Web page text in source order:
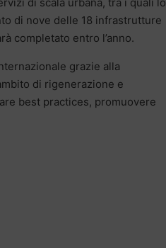
di scala urbana, tra i quali lo
di nove delle 18 infrastrutture
completato entro l’anno.
grazie alla
di rigenerazione e
best practices, promuovere